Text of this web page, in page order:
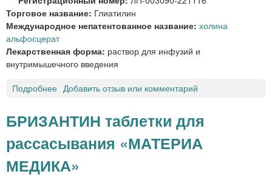
р
м
а
»
л
я
п
р
и
в
н
у
т
р
Торговое название: Глиатилин
Международное непатентованное название: холина
альфосцерат
Лекарственная форма: раствор для инфузий и
внутримышечного введения
Подробнее
И
А
Т
И
Добавить отзыв или комментарий
БРИЗАНТИН таблетки для
рассасывания «МАТЕРИА
МЕДИКА»